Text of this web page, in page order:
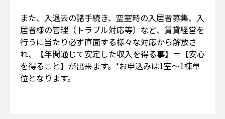
また、入退去の諸手続き、空室時の入居者募集、入
居者様の管理（トラブル対応等）など、賃貸経営を
行うに当たり必ず直面する様々な対応から解放さ
れ、【年間通じて安定した収入を得る事】＝【安心
を得ること】が出来ます。*お申込みは1室～1棟単
位となります。